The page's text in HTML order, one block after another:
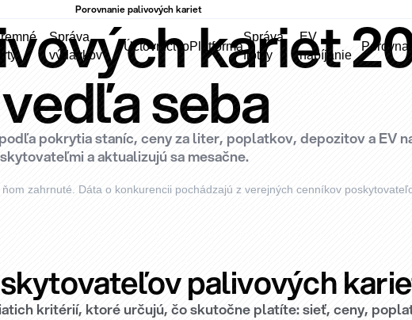
Správa
výdavkov
ÚčtovníctvoPlatforma
Správa
flotily
EV
nabíjanie
Porovnať
Porovnanie palivových karietkariet
seba
pokrytia staníc, ceny za liter, poplatkov, depozitov a EV
a aktualizujú sa mesačne.
zahrnuté. Dáta o konkurencii pochádzajú z verejných cenníkov
palivových
kritérií, ktoré určujú, čo skutočne platíte: sieť, ceny,